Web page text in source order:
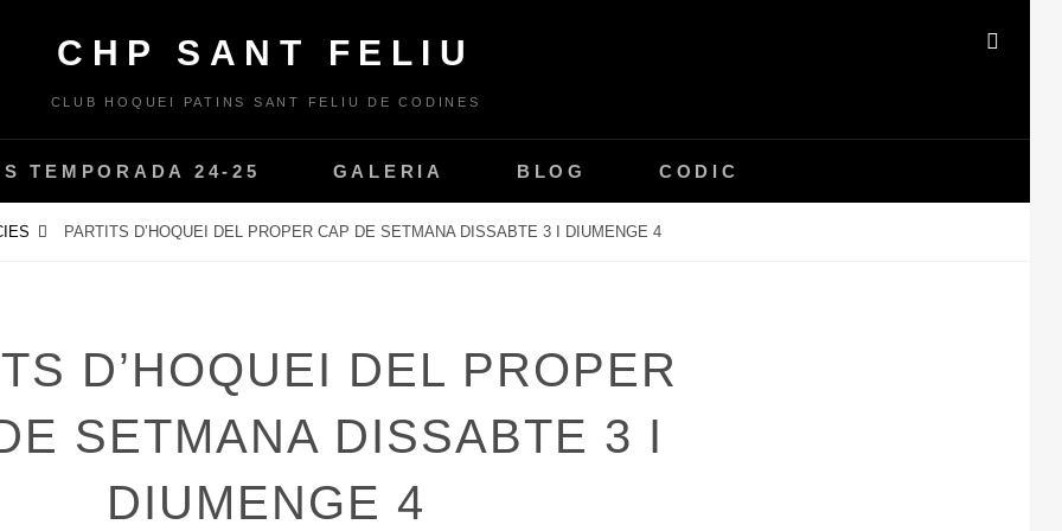
CHP SANT FELIU
CLUB HOQUEI PATINS SANT FELIU DE CODINES
TEMPORADA 24-25 GALERIA BLOG CODIC
PARTITS D’HOQUEI DEL PROPER CAP DE SETMANA DISSABTE 3 I DIUMENGE 4
D’HOQUEI DEL PROPER
SETMANA DISSABTE 3 I
DIUMENGE 4